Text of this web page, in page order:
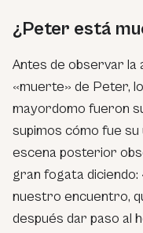
¿Peter está
Antes de observar la
«muerte» de Peter,
mayordomo fueron
supimos cómo fue su
escena posterior
gran fogata diciendo:
nuestro encuentro,
después dar paso al